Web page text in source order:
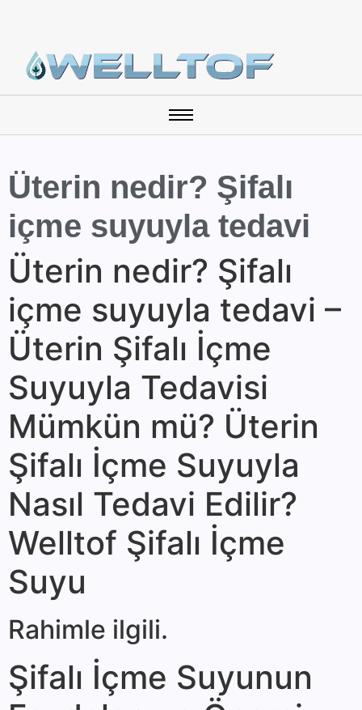
Üterin nedir? Şifalı
içme suyuyla tedavi
Üterin nedir? Şifalı
içme suyuyla tedavi –
Üterin Şifalı İçme
Suyuyla Tedavisi
Mümkün mü? Üterin
Şifalı İçme Suyuyla
Nasıl Tedavi Edilir?
Welltof Şifalı İçme
Suyu
Rahimle ilgili.
Şifalı İçme Suyunun